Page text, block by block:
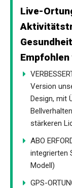
Live-
Version
Design, mit
stärkeren
ABO
integrierten
Modell)
GPS-